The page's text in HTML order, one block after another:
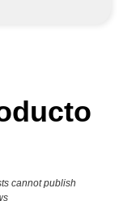
cannot publish